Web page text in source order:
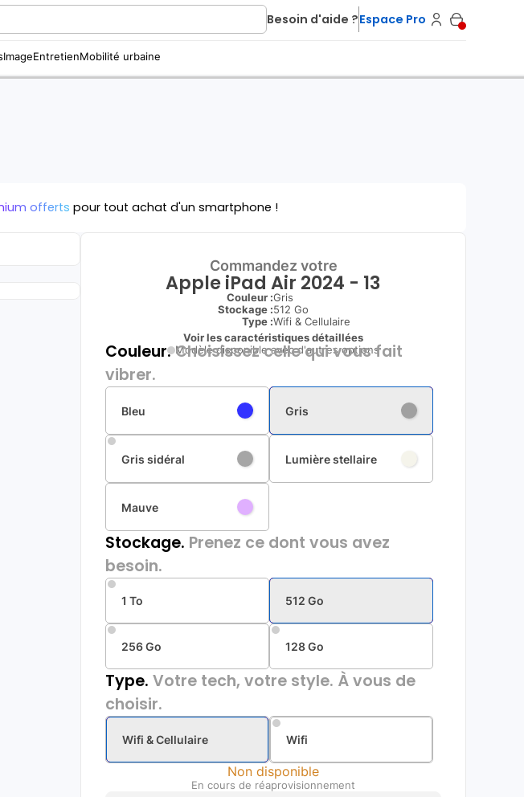
Besoin d'aide ?Espace Pro
ImageEntretienMobilité urbaine
offerts pour tout achat d'un smartphone !
Commandez votre
Apple iPad Air 2024 - 13
Couleur :Gris
Stockage :512 Go
Type :Wifi & Cellulaire
Voir les caractéristiques détaillées
Modèle disponible avec d'autres options
Couleur.Choisissez celle qui vous fait
vibrer.
Bleu Gris
Gris sidéral Lumière stellaire
Mauve
Stockage. Prenez ce dont vous avez
besoin.
1 To 512 Go
256 Go 128 Go
Type. Votre tech, votre style. À vous de
choisir.
Wifi & Cellulaire Wifi
Non disponible
En cours de réaprovisionnement